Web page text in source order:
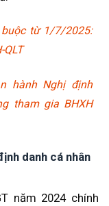
từ 1/7/2025:
hành Nghị định
tham gia BHXH
danh cá nhân
năm 2024 chính